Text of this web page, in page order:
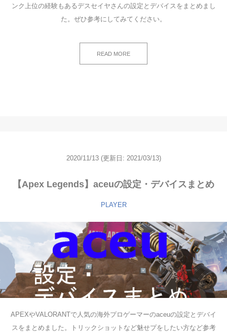
ンク上位の経験もあるデスセイヤさんの設定とデバイスをまとめまし
た。ぜひ参考にしてみてください。
READ MORE
2020/11/13 (更新日: 2021/03/13)
【Apex Legends】aceuの設定・デバイスまとめ
PLAYER
APEXやVALORANTで人気の海外プロゲーマーのaceuの設定とデバイ
スをまとめました。トリックショットなど魅せプをしたい方など参考